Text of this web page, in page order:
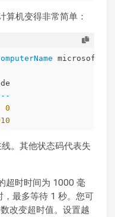
算机变得非常简单：
0
。其他状态码代表失
超时时间为 1000 毫
最多等待 1 秒。您可
改变超时值。设置越